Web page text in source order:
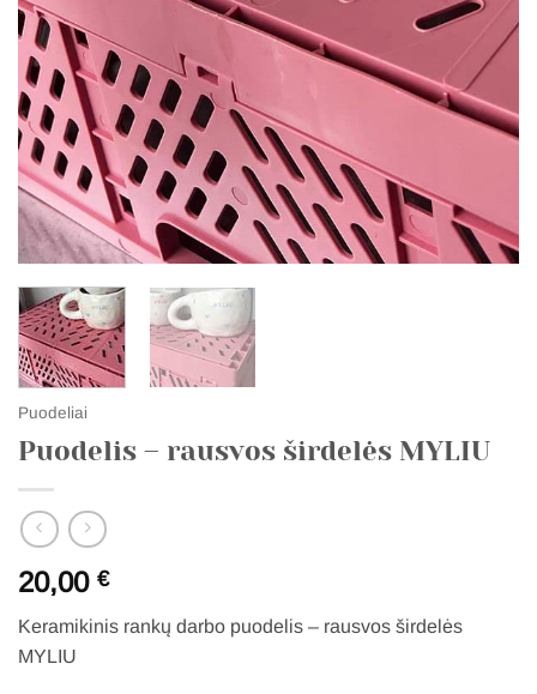
Puodeliai
Puodelis – rausvos širdelės MYLIU
20,00 €
Keramikinis rankų darbo puodelis – rausvos širdelės
MYLIU